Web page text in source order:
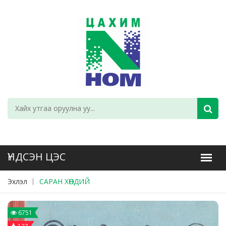
Эхлэл САРАН ХӨНДИЙ
6751